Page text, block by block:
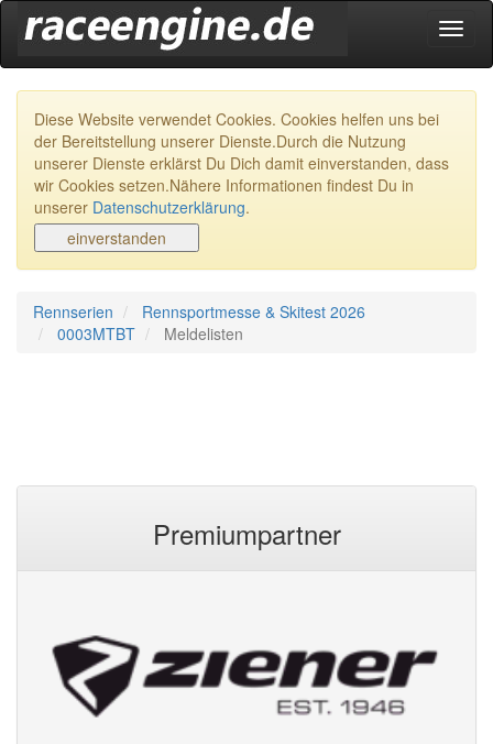
Diese Website verwendet Cookies. Cookies helfen uns bei
der Bereitstellung unserer Dienste.Durch die Nutzung
unserer Dienste erklärst Du Dich damit einverstanden, dass
wir Cookies setzen.Nähere Informationen findest Du in
unserer Datenschutzerklärung.
Rennserien
Rennsportmesse & Skitest 2026
0003MTBT
Meldelisten
Premiumpartner